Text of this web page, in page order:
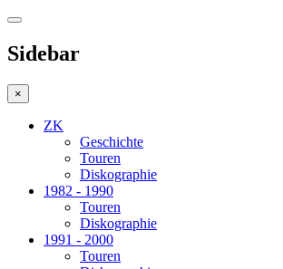
Sidebar
×
ZK
Geschichte
Touren
Diskographie
1982 - 1990
Touren
Diskographie
1991 - 2000
Touren